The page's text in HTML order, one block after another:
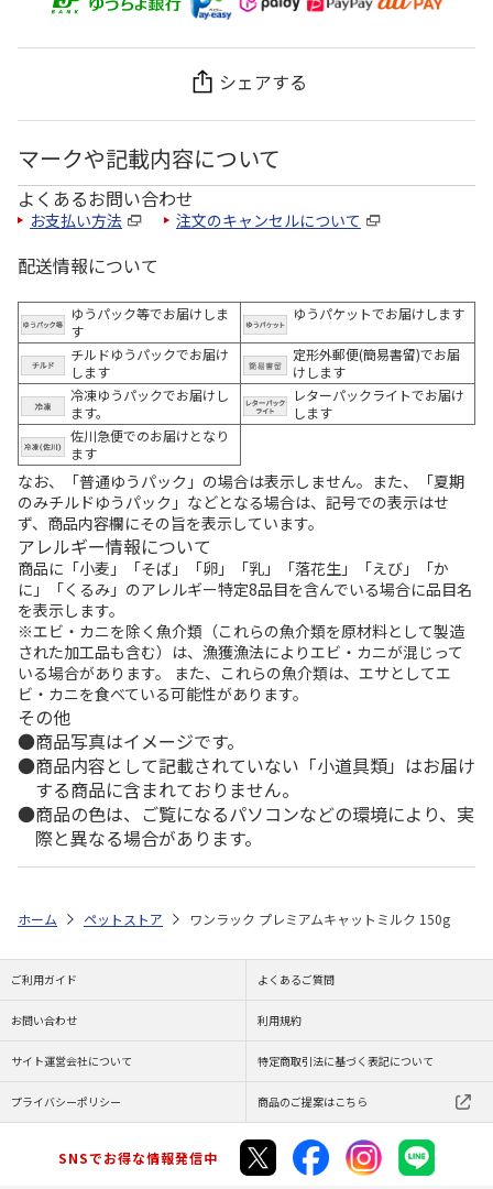
シェアする
マークや記載内容について
よくあるお問い合わせ
お支払い方法 注文のキャンセルについて
配送情報について
ゆうパック等でお届けしま
す
ゆうパケットでお届けします
チルドゆうパックでお届け
します
定形外郵便(簡易書留)でお届
けします
冷凍ゆうパックでお届けし
ます。
レターパックライトでお届け
します
佐川急便でのお届けとなり
ます
なお、「普通ゆうパック」の場合は表示しません。また、「夏期
のみチルドゆうパック」などとなる場合は、記号での表示はせ
ず、商品内容欄にその旨を表示しています。
アレルギー情報について
商品に「小麦」「そば」「卵」「乳」「落花生」「えび」「か
に」「くるみ」のアレルギー特定8品目を含んでいる場合に品目名
を表示します。
※エビ・カニを除く魚介類（これらの魚介類を原材料として製造
された加工品も含む）は、漁獲漁法によりエビ・カニが混じって
いる場合があります。 また、これらの魚介類は、エサとしてエ
ビ・カニを食べている可能性があります。
その他
商品写真はイメージです。
商品内容として記載されていない「小道具類」はお届け
する商品に含まれておりません。
商品の色は、ご覧になるパソコンなどの環境により、実
際と異なる場合があります。
ホーム ペットストア ワンラック プレミアムキャットミルク 150g
ご利用ガイド よくあるご質問
お問い合わせ 利用規約
サイト運営会社について 特定商取引法に基づく表記について
プライバシーポリシー 商品のご提案はこちら
SNSでお得な情報発信中